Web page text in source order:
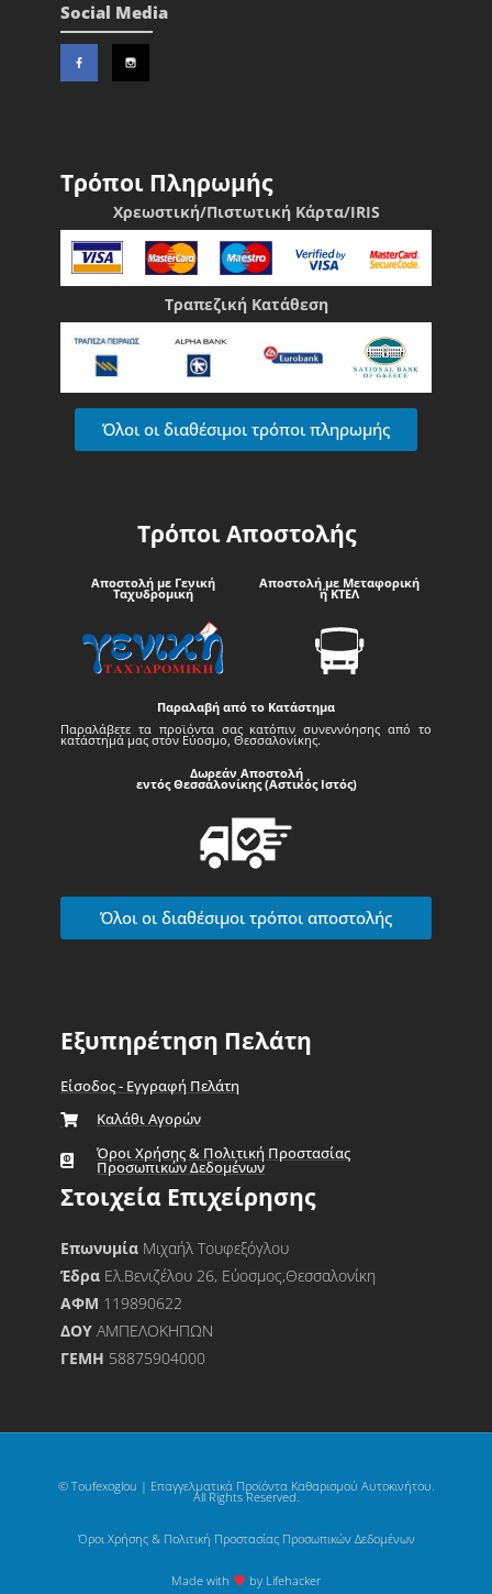
Social Media
Τρόποι Πληρωμής
Χρεωστική/Πιστωτική Κάρτα/IRIS
Τραπεζική Κατάθεση
Όλοι οι διαθέσιμοι τρόποι πληρωμής
Τρόποι Αποστολής
Αποστολή με Γενική
Ταχυδρομική
Αποστολή με Μεταφορική
ή ΚΤΕΛ
Παραλαβή από το Κατάστημα
Παραλάβετε τα προϊόντα σας κατόπιν συνεννόησης από το
κατάστημά μας στον Εύοσμο, Θεσσαλονίκης.
Δωρεάν Αποστολή
εντός Θεσσαλονίκης (Αστικός Ιστός)
Όλοι οι διαθέσιμοι τρόποι αποστολής
Εξυπηρέτηση Πελάτη
Είσοδος - Εγγραφή Πελάτη
Καλάθι Αγορών
Όροι Χρήσης & Πολιτική Προστασίας
Προσωπικών Δεδομένων
Στοιχεία Επιχείρησης
Επωνυμία Μιχαήλ Τουφεξόγλου
Έδρα Ελ.Βενιζέλου 26, Εύοσμος,Θεσσαλονίκη
ΑΦΜ 119890622
ΔΟΥΑΜΠΕΛΟΚΗΠΩΝ
ΓΕΜΗ 58875904000
© Toufexoglou | Επαγγελματικά Προϊόντα Καθαρισμού Αυτοκινήτου.
All Rights Reserved.
Όροι Χρήσης & Πολιτική Προστασίας Προσωπικών Δεδομένων
Made with by Lifehacker